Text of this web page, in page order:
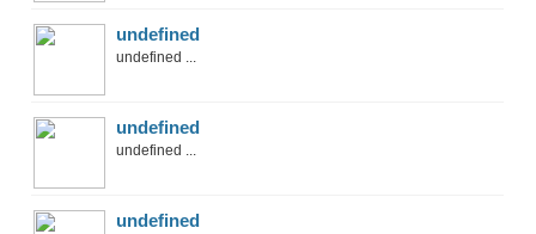
undefined
undefined ...
undefined
undefined ...
undefined